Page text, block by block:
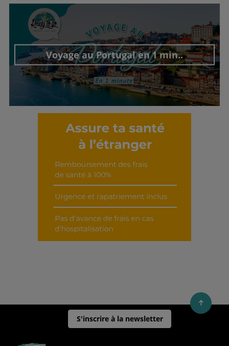
Découvrir cet interview
Voyage au Portugal en 1 min..
Découvrir cet interview
S'inscrire à la newsletter